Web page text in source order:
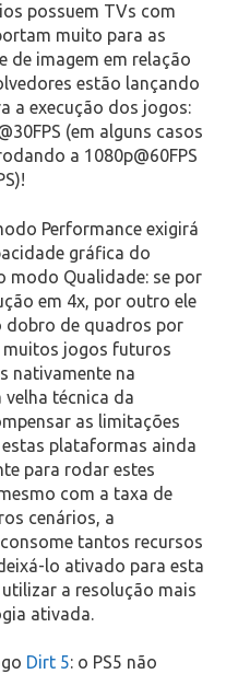
possuem TVs com
muito para as
de imagem em relação
estão lançando
a execução dos jogos:
(em alguns casos
a 1080p@60FPS
Performance exigirá
gráfica do
modo Qualidade: se por
em 4x, por outro ele
dobro de quadros por
muitos jogos futuros
nativamente na
técnica da
as limitações
plataformas ainda
para rodar estes
com a taxa de
cenários, a
tantos recursos
lo ativado para esta
a resolução mais
ativada.
Dirt 5: o PS5 não